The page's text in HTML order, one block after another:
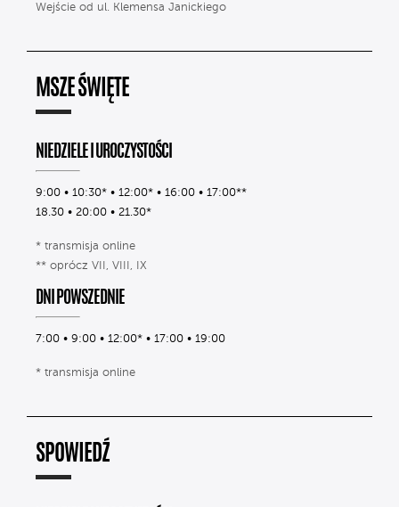
Wejście od ul. Klemensa Janickiego
MSZE ŚWIĘTE
NIEDZIELE I UROCZYSTOŚCI
9:00 • 10:30* • 12:00* • 16:00 • 17:00**
18.30 • 20:00 • 21.30*
* transmisja online
** oprócz VII, VIII, IX
DNI POWSZEDNIE
7:00 • 9:00 • 12:00* • 17:00 • 19:00
* transmisja online
SPOWIEDŹ